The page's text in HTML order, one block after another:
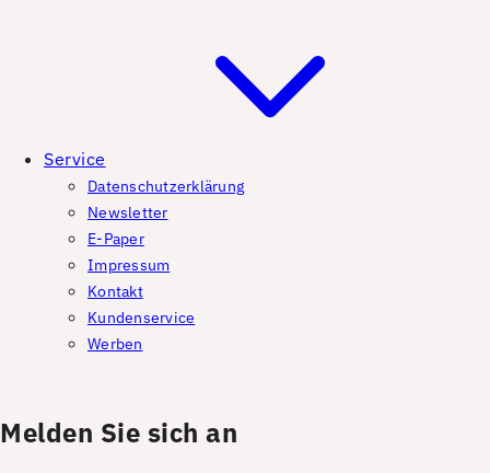
Service
Datenschutzerklärung
Newsletter
E-Paper
Impressum
Kontakt
Kundenservice
Werben
Melden Sie sich an